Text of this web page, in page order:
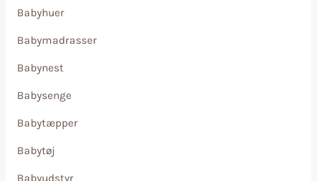
Babyhuer
Babymadrasser
Babynest
Babysenge
Babytæpper
Babytøj
Babyudstyr